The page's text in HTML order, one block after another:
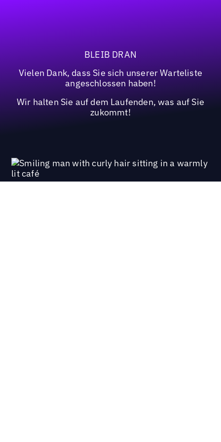
BLEIB DRAN
Vielen Dank, dass Sie sich unserer Warteliste
angeschlossen haben!
Wir halten Sie auf dem Laufenden, was auf Sie
zukommt!